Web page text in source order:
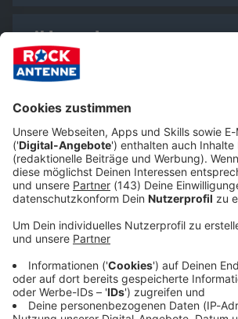
Filderstadt
17.12.26 (Do.)
20:00 Uhr
TÜBINGERSTR. 40
70794 Filderstadt
Tickets Anfahrt
Hier könnt ihr DORO 2026 live